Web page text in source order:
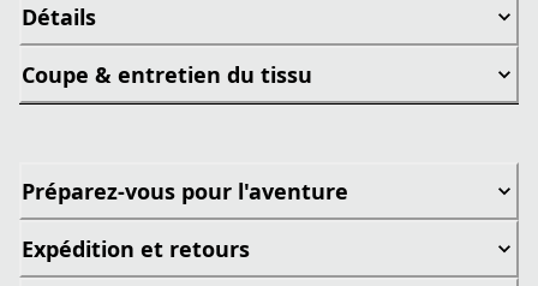
Détails
Coupe & entretien du tissu
Préparez-vous pour l'aventure
Expédition et retours